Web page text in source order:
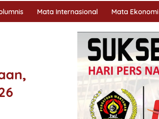
Mata Internasional Mata Ekonomi